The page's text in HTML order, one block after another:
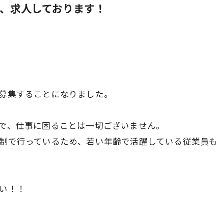
求人しております！
することになりました。
仕事に困ることは一切ございません。
行っているため、若い年齢で活躍している従業員
！！